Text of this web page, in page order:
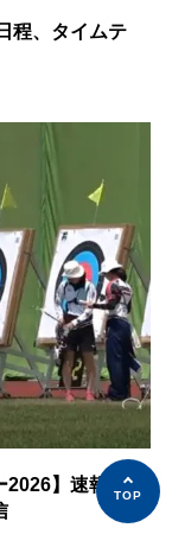
程、タイムテ
2026】速報、